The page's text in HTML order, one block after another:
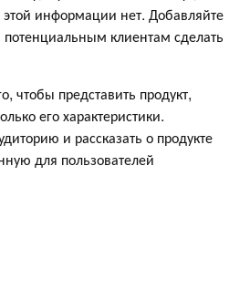
этой информации нет. Добавляйте
клиентам сделать
чтобы представить продукт,
его характеристики.
и рассказать о продукте
для пользователей